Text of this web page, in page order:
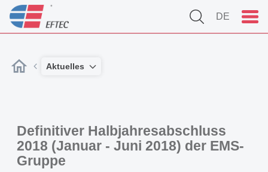
DE
Aktuelles
Definitiver Halbjahresabschluss
2018 (Januar - Juni 2018) der EMS-
Gruppe